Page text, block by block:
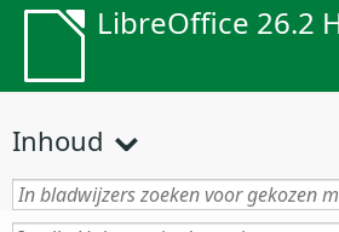
LibreOffice 26.2
Inhoud